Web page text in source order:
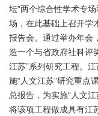
坛”两个综合性学术专场
场，在此基础上召开学
报告会。通过举办年会
造一个与省政府社科评
江苏”系列研究工程。
施“人文江苏”研究重点
总报告，为实施“人文
将该项工程做成具有江